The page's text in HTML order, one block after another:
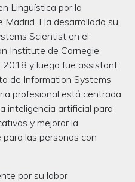
Lingüística por la
Madrid. Ha desarrollado su
Scientist en el
Institute de Carnegie
2018 y luego fue assistant
de Information Systems
profesional está centrada
inteligencia artificial para
y mejorar la
las personas con
por su labor